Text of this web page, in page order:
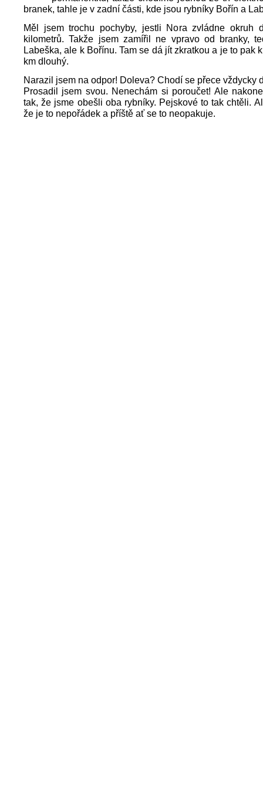
branek, tahle je v zadní části, kde jsou rybníky Bořín a
Měl jsem trochu pochyby, jestli Nora zvládne okruh
kilometrů. Takže jsem zamířil ne vpravo od branky,
Labeška, ale k Bořínu. Tam se dá jít zkratkou a je to pak
km dlouhý.
Narazil jsem na odpor! Doleva? Chodí se přece vždycky
Prosadil jsem svou. Nenechám si poroučet! Ale
tak, že jsme obešli oba rybníky. Pejskové to tak chtěli.
že je to nepořádek a příště ať se to neopakuje.